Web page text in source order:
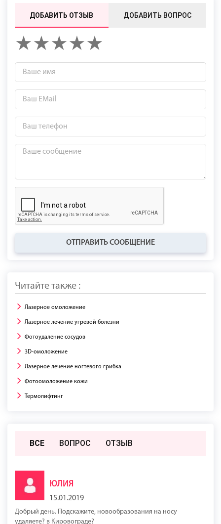
ДОБАВИТЬ ОТЗЫВ ДОБАВИТЬ ВОПРОС
ОТПРАВИТЬ СООБЩЕНИЕ
Читайте также :
Лазерное омоложение
Лазерное лечение угревой болезни
Фотоудаление сосудов
3D-омоложение
Лазерное лечение ногтевого грибка
Фотоомоложение кожи
Термолифтинг
ВСЕ ВОПРОС ОТЗЫВ
ЮЛИЯ
15.01.2019
Добрый день. Подскажите, новообразования на носу
удаляете? в Кировограде?